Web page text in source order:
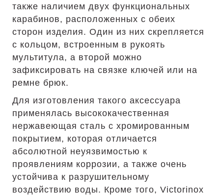
также наличием двух функциональных
карабинов, расположенных с обеих
сторон изделия. Один из них скрепляется
с кольцом, встроенным в рукоять
мультитула, а второй можно
зафиксировать на связке ключей или на
ремне брюк.
Для изготовления такого аксессуара
применялась высококачественная
нержавеющая сталь с хромированным
покрытием, которая отличается
абсолютной неуязвимостью к
проявлениям коррозии, а также очень
устойчива к разрушительному
воздействию воды. Кроме того, Victorinox